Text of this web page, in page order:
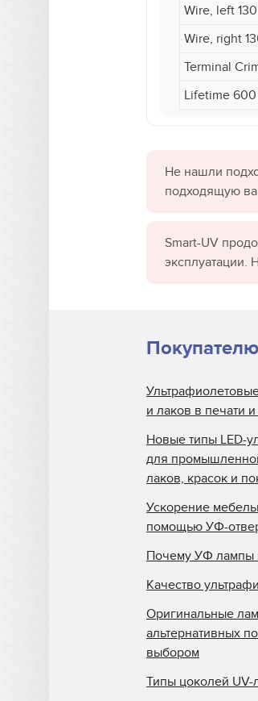
Wire, left
Wire, right
Terminal
Lifetime
Не нашли
подходящую
Smart-UV
эксплуатации.
Покупателю
и лаков в печати
Новые типы LED-
для
лаков, красок и
Ускорение
помощью УФ-
Почему УФ лампы
Качество
Оригинальные
альтернативных
выбором
Типы цоколей UV-